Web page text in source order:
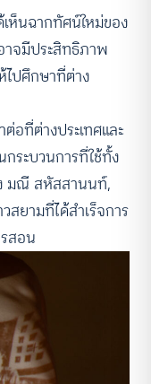
เห็นฉากทัศน์ใหม่ของ
าจมีประสิทธิภาพ
ไปศึกษาที่ต่าง
อที่ต่างประเทศและ
ระบวนการที่ใช้ทั้ง
มณี สหัสสานนท์,
สยามที่ได้สำเร็จการ
สอน